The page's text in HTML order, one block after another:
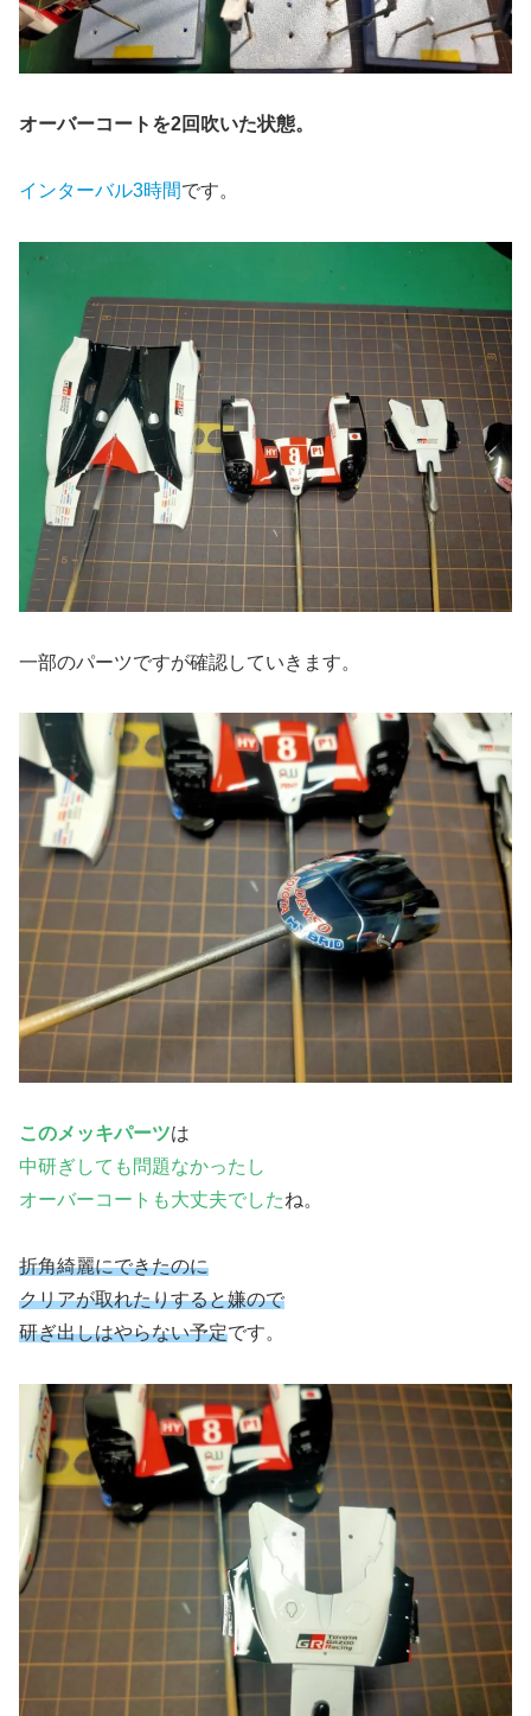
オーバーコートを2回吹いた状態。
インターバル3時間です。
一部のパーツですが確認していきます。
このメッキパーツは
中研ぎしても問題なかったし
オーバーコートも大丈夫でしたね。
折角綺麗にできたのに
クリアが取れたりすると嫌ので
研ぎ出しはやらない予定です。